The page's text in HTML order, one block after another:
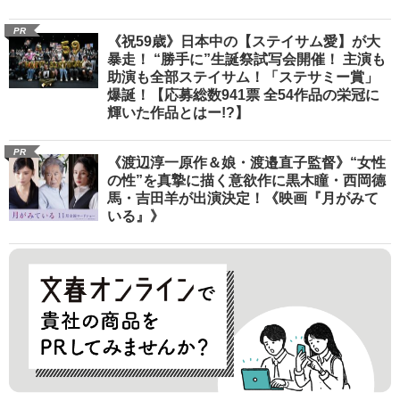
PR
《祝59歳》日本中の【ステイサム愛】が大
暴走！ “勝手に”生誕祭試写会開催！ 主演も
助演も全部ステイサム！「ステサミー賞」
爆誕！【応募総数941票 全54作品の栄冠に
輝いた作品とはー!?】
PR
《渡辺淳一原作＆娘・渡邉直子監督》“女性
の性”を真摯に描く意欲作に黒木瞳・西岡德
馬・吉田羊が出演決定！《映画『月がみて
いる』》